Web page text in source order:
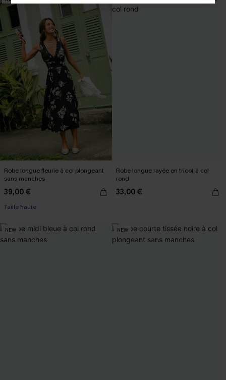
Robe longue fleurie à col plongeant
sans manches
39,00 €
Taille haute
Robe longue rayée en tricot à col
rond
33,00 €
NEW NEW